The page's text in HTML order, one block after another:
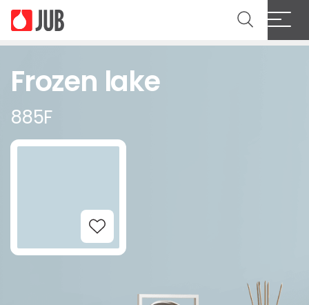
Frozen lake
885F
Add to Wishlist